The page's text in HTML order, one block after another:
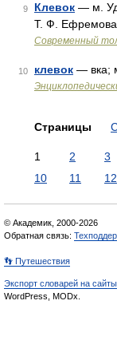
9 Клевок — м.
Т. Ф.
Современный
10 клевок — вка;
Страницы
1 2 3
10
11 12
© Академик, 2000-2026
Обратная связь:
👣 Путешествия
Экспорт словарей на сайты
WordPress, MODx.